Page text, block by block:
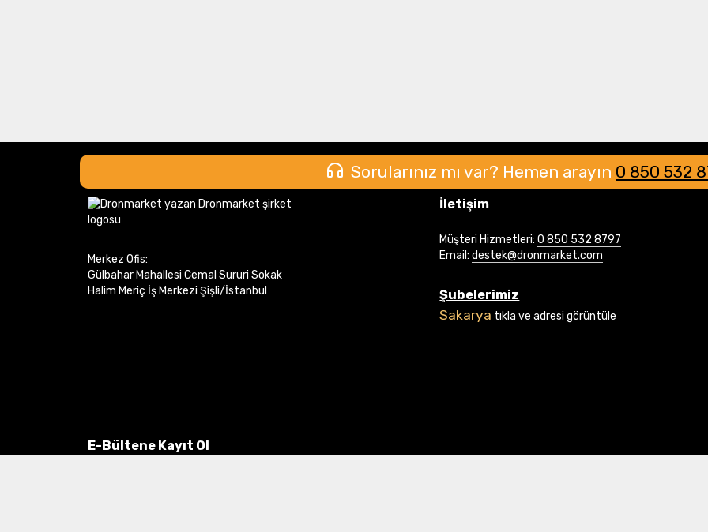
Sorularınız mı var? Hemen arayın 0 850 532
Merkez Ofis:
Gülbahar Mahallesi Cemal Sururi Sokak
Halim Meriç İş Merkezi Şişli/İstanbul
İletişim
Müşteri Hizmetleri:0 850 532 8797
Email:destek@dronmarket.com
Şubelerimiz
Sakarya tıkla ve adresi görüntüle
E-Bültene Kayıt Ol